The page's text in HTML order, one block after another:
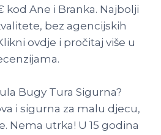
kod Ane i Branka. Najbolji
bez agencijskih
ovdje i pročitaj više u
Bugy Tura Sigurna?
i sigurna za malu djecu,
Nema utrka! U 15 godina